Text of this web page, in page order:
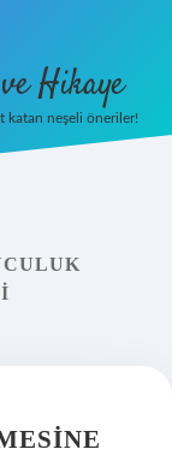
Hikaye
katan neşeli öneriler!